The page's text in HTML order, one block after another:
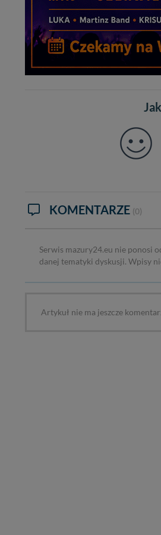
KOMENTARZE (0)
Serwis mazury24.eu nie ponosi
danej tematyki dyskusji. Wpisy
Artykuł nie ma jeszcze